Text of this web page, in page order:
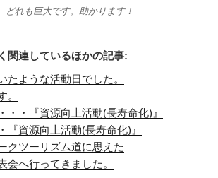
どれも巨大です。助かります！
関連しているほかの記事:
たような活動日でした。
。
・・『資源向上活動(長寿命化)』
『資源向上活動(長寿命化)』
クツーリズム道に思えた
会へ行ってきました。